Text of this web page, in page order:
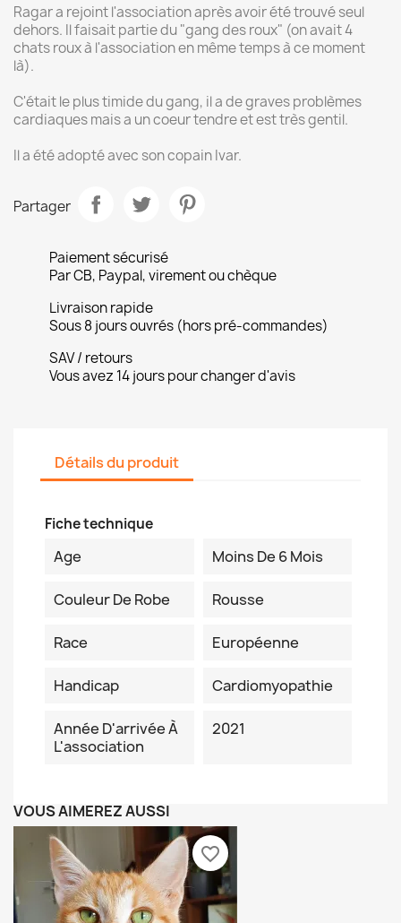
Ragar a rejoint l'association après avoir été trouvé seul
dehors. Il faisait partie du "gang des roux" (on avait 4
chats roux à l'association en même temps à ce moment
là).
C'était le plus timide du gang, il a de graves problèmes
cardiaques mais a un coeur tendre et est très gentil.
Il a été adopté avec son copain Ivar.
Partager
Paiement sécurisé
Par CB, Paypal, virement ou chèque
Livraison rapide
Sous 8 jours ouvrés (hors pré-commandes)
SAV / retours
Vous avez 14 jours pour changer d'avis
Détails du produit
Fiche technique
Age Moins De 6 Mois
Couleur De Robe Rousse
Race Européenne
Handicap Cardiomyopathie
Année D'arrivée À
L'association
2021
VOUS AIMEREZ AUSSI
favorite_border